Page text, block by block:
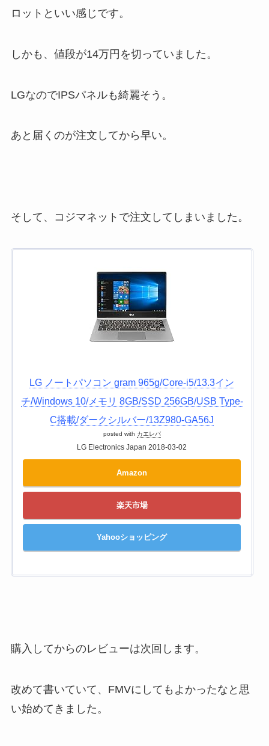
ロットといい感じです。
しかも、値段が14万円を切っていました。
LGなのでIPSパネルも綺麗そう。
あと届くのが注文してから早い。
そして、コジマネットで注文してしまいました。
LG ノートパソコン gram 965g/Core-i5/13.3イン
チ/Windows 10/メモリ 8GB/SSD 256GB/USB Type-
C搭載/ダークシルバー/13Z980-GA56J
posted with カエレバ
LG Electronics Japan 2018-03-02
Amazon
楽天市場
Yahooショッピング
購入してからのレビューは次回します。
改めて書いていて、FMVにしてもよかったなと思
い始めてきました。